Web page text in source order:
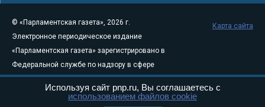
© «Парламентская газета», 2026 г.
Электронное периодическое издание
«Парламентская газета» зарегистрировано в
Федеральной службе по надзору в сфере
связи, информационных технологий и
массовых коммуникаций (Роскомнадзор) 05
Карта сайта
Используя сайт pnp.ru, Вы соглашаетесь с
использованием файлов cookie